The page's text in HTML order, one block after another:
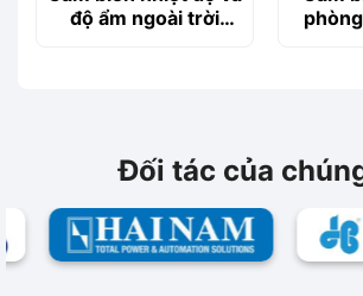
độ ẩm ngoài trời
Đối tác của